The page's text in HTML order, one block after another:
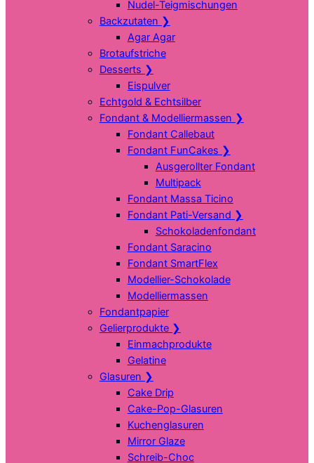
Nudel-Teigmischungen
Backzutaten ❯
Agar Agar
Brotaufstriche
Desserts ❯
Eispulver
Echtgold & Echtsilber
Fondant & Modelliermassen ❯
Fondant Callebaut
Fondant FunCakes ❯
Ausgerollter Fondant
Multipack
Fondant Massa Ticino
Fondant Pati-Versand ❯
Schokoladenfondant
Fondant Saracino
Fondant SmartFlex
Modellier-Schokolade
Modelliermassen
Fondantpapier
Gelierprodukte ❯
Einmachprodukte
Gelatine
Glasuren ❯
Cake Drip
Cake-Pop-Glasuren
Kuchenglasuren
Mirror Glaze
Schreib-Choc